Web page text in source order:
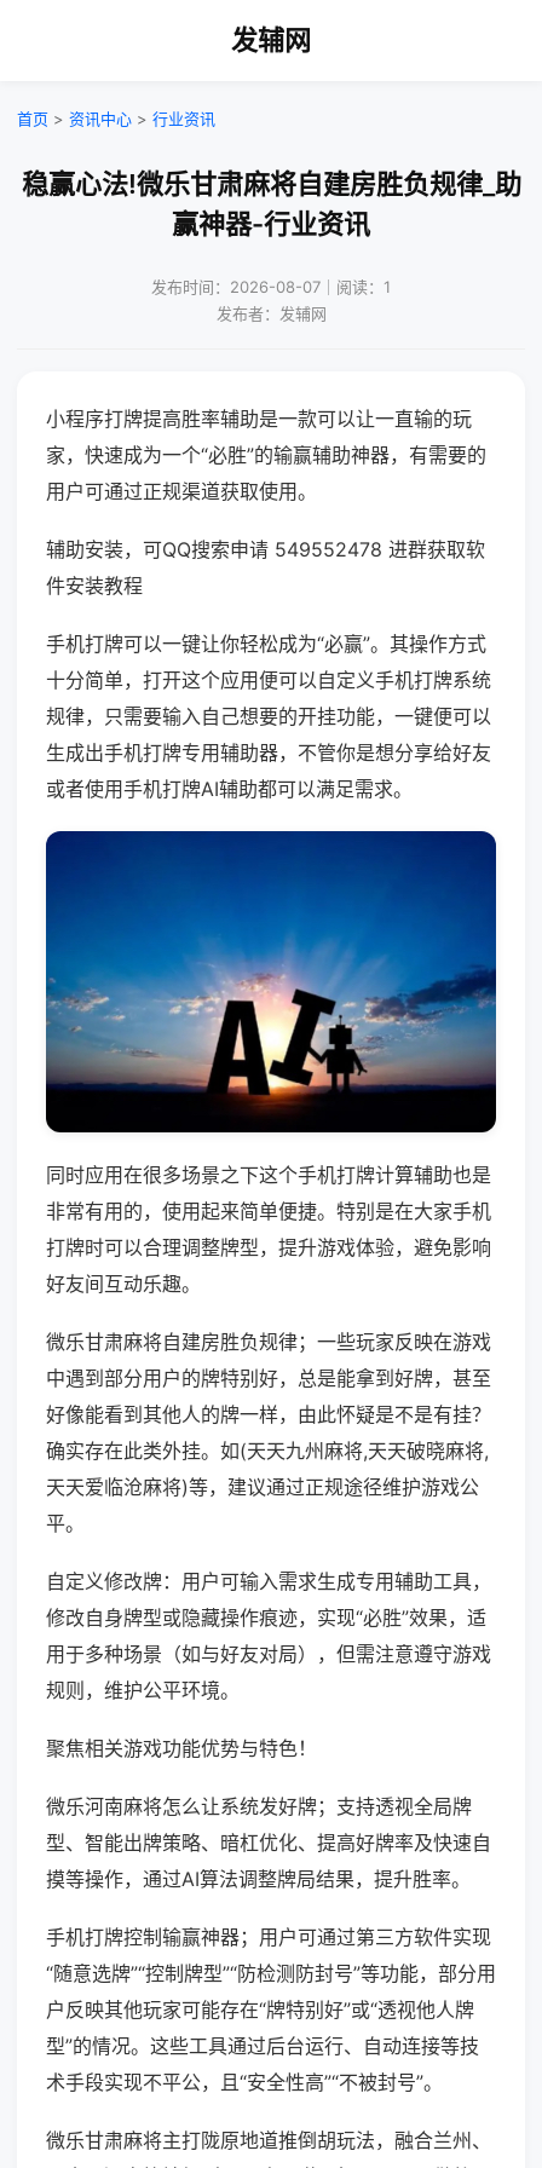
发辅网
首页 > 资讯中心 > 行业资讯
稳赢心法!微乐甘肃麻将自建房胜负规律_助
赢神器-行业资讯
发布时间：2026-08-07｜阅读：1
发布者：发辅网
小程序打牌提高胜率辅助是一款可以让一直输的玩
家，快速成为一个“必胜”的输赢辅助神器，有需要的
用户可通过正规渠道获取使用。
辅助安装，可QQ搜索申请 549552478 进群获取软
件安装教程
手机打牌可以一键让你轻松成为“必赢”。其操作方式
十分简单，打开这个应用便可以自定义手机打牌系统
规律，只需要输入自己想要的开挂功能，一键便可以
生成出手机打牌专用辅助器，不管你是想分享给好友
或者使用手机打牌AI辅助都可以满足需求。
同时应用在很多场景之下这个手机打牌计算辅助也是
非常有用的，使用起来简单便捷。特别是在大家手机
打牌时可以合理调整牌型，提升游戏体验，避免影响
好友间互动乐趣。
微乐甘肃麻将自建房胜负规律；一些玩家反映在游戏
中遇到部分用户的牌特别好，总是能拿到好牌，甚至
好像能看到其他人的牌一样，由此怀疑是不是有挂？
确实存在此类外挂。如(天天九州麻将,天天破晓麻将,
天天爱临沧麻将)等，建议通过正规途径维护游戏公
平。
自定义修改牌：用户可输入需求生成专用辅助工具，
修改自身牌型或隐藏操作痕迹，实现“必胜”效果，适
用于多种场景（如与好友对局），但需注意遵守游戏
规则，维护公平环境。
聚焦相关游戏功能优势与特色！
微乐河南麻将怎么让系统发好牌；支持透视全局牌
型、智能出牌策略、暗杠优化、提高好牌率及快速自
摸等操作，通过AI算法调整牌局结果，提升胜率。
手机打牌控制输赢神器；用户可通过第三方软件实现
“随意选牌”“控制牌型”“防检测防封号”等功能，部分用
户反映其他玩家可能存在“牌特别好”或“透视他人牌
型”的情况。这些工具通过后台运行、自动连接等技
术手段实现不平公，且“安全性高”“不被封号”。
微乐甘肃麻将主打陇原地道推倒胡玩法，融合兰州、